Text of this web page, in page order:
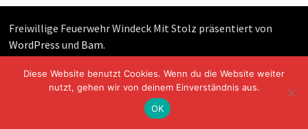
Freiwillige Feuerwehr Windeck Mit Stolz präsentiert von
WordPress und Bam.
Diese Website benutzt Cookies. Wenn du die Website weiter
nutzt, gehen wir von deinem Einverständnis aus.
OK